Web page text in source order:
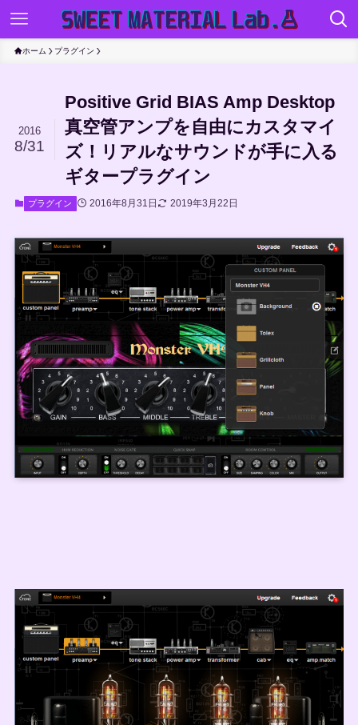
ホーム プラグイン
Positive Grid BIAS Amp Desktop
真空管アンプを自由にカスタマイ
ズ！リアルなサウンドが手に入る
ギタープラグイン
2016
8/31
プラグイン 2016年8月31日 2019年3月22日